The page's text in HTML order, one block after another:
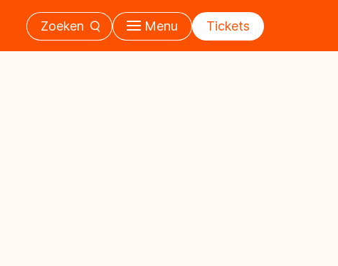
Zoeken Menu Tickets